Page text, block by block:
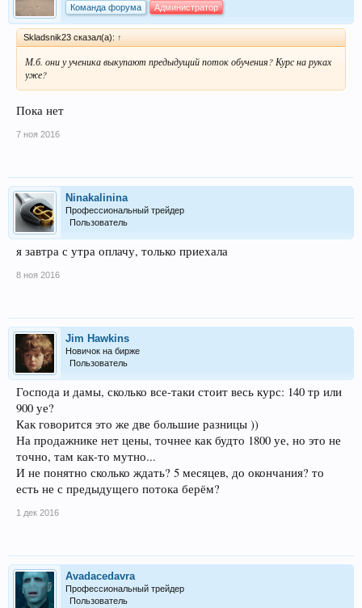
Команда форума
Администратор
Skladsnik23 сказал(а): ↑
М.б. они у ученика выкупают предыдущий поток обучения? Курс на руках
уже?
Пока нет
7 ноя 2016
Ninakalinina
Профессиональный трейдер
Пользователь
я завтра с утра оплачу, только приехала
8 ноя 2016
Jim Hawkins
Новичок на бирже
Пользователь
Господа и дамы, сколько все-таки стоит весь курс: 140 тр или
900 уе?
Как говорится это же две большие разницы ))
На продажнике нет цены, точнее как будто 1800 уе, но это не
точно, там как-то мутно...
И не понятно сколько ждать? 5 месяцев, до окончания? то
есть не с предыдущего потока берём?
1 дек 2016
Avadacedavra
Профессиональный трейдер
Пользователь